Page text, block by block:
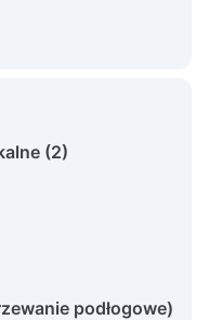
(2)
podłogowe)